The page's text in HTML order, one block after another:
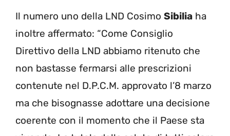
Il numero uno della LND Cosimo Sibilia ha
inoltre affermato: “Come Consiglio
Direttivo della LND abbiamo ritenuto che
non bastasse fermarsi alle prescrizioni
contenute nel D.P.C.M. approvato l’8 marzo
ma che bisognasse adottare una decisione
coerente con il momento che il Paese sta